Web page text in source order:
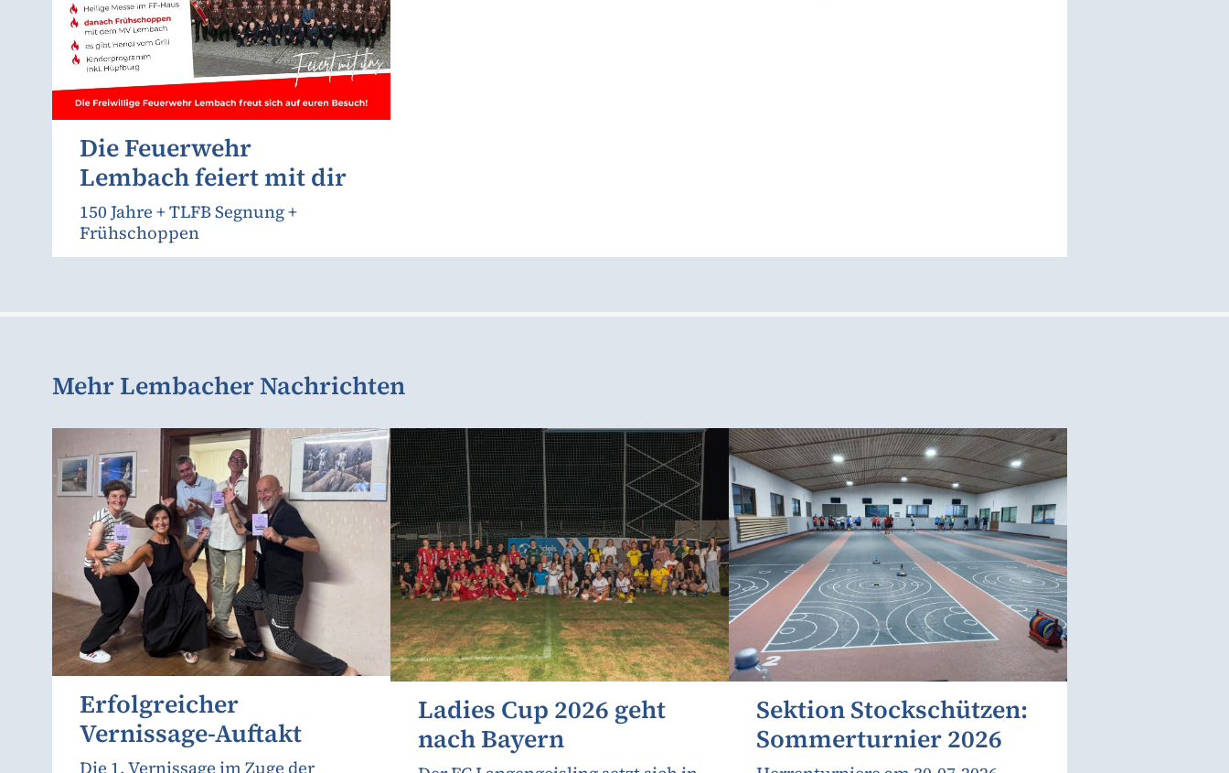
Die Feuerwehr
Lembach feiert mit dir
150 Jahre + TLFB Segnung +
Frühschoppen
Mehr Lembacher Nachrichten
Erfolgreicher
Vernissage-Auftakt
Die 1. Vernissage im Zuge der
Ladies Cup 2026 geht
nach Bayern
Sektion Stockschützen:
Sommerturnier 2026